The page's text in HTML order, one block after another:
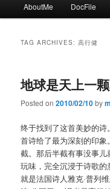
AboutMe DocFile
TAG ARCHIVES:高行健
地球是天上一
Posted on2010/02/10by
终于找到了这首美妙的
首诗给了最为深刻的印
截。那后半截有事没事
玩味，完全沉浸于诗歌
就是法国诗人雅克·普列